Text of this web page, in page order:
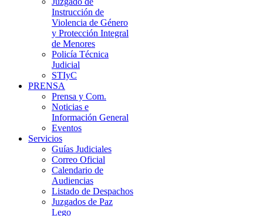
Instrucción de
Violencia de Género
y Protección Integral
de Menores
Policía Técnica
Judicial
STIyC
PRENSA
Prensa y Com.
Noticias e
Información General
Eventos
Servicios
Guías Judiciales
Correo Oficial
Calendario de
Audiencias
Listado de Despachos
Juzgados de Paz
Lego